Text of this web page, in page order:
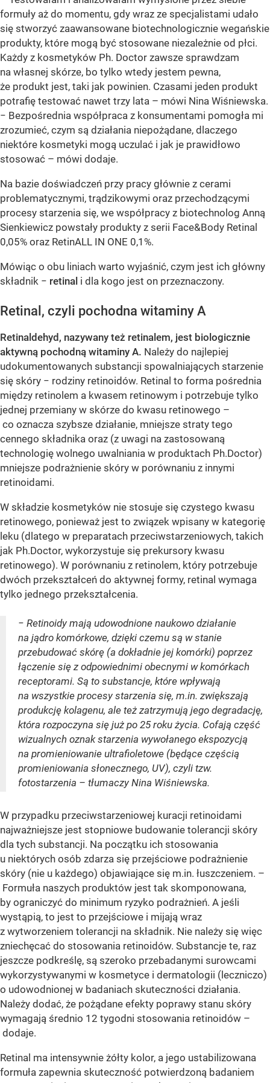
formuły aż do momentu, gdy wraz ze specjalistami udało
się stworzyć zaawansowane biotechnologicznie wegańskie
produkty, które mogą być stosowane niezależnie od płci.
Każdy z kosmetyków Ph. Doctor zawsze sprawdzam
na własnej skórze, bo tylko wtedy jestem pewna,
że produkt jest, taki jak powinien. Czasami jeden produkt
potrafię testować nawet trzy lata – mówi Nina Wiśniewska.
− Bezpośrednia współpraca z konsumentami pomogła mi
zrozumieć, czym są działania niepożądane, dlaczego
niektóre kosmetyki mogą uczulać i jak je prawidłowo
stosować – mówi dodaje.
Na bazie doświadczeń przy pracy głównie z cerami
problematycznymi, trądzikowymi oraz przechodzącymi
procesy starzenia się, we współpracy z biotechnolog Anną
Sienkiewicz powstały produkty z serii Face&Body Retinal
0,05% oraz RetinALL IN ONE 0,1%.
Mówiąc o obu liniach warto wyjaśnić, czym jest ich główny
składnik − retinal i dla kogo jest on przeznaczony.
Retinal, czyli pochodna witaminy A
Retinaldehyd, nazywany też retinalem, jest biologicznie
aktywną pochodną witaminy A. Należy do najlepiej
udokumentowanych substancji spowalniających starzenie
się skóry − rodziny retinoidów. Retinal to forma pośrednia
między retinolem a kwasem retinowym i potrzebuje tylko
jednej przemiany w skórze do kwasu retinowego –
co oznacza szybsze działanie, mniejsze straty tego
cennego składnika oraz (z uwagi na zastosowaną
technologię wolnego uwalniania w produktach Ph.Doctor)
mniejsze podrażnienie skóry w porównaniu z innymi
retinoidami.
W składzie kosmetyków nie stosuje się czystego kwasu
retinowego, ponieważ jest to związek wpisany w kategorię
leku (dlatego w preparatach przeciwstarzeniowych, takich
jak Ph.Doctor, wykorzystuje się prekursory kwasu
retinowego). W porównaniu z retinolem, który potrzebuje
dwóch przekształceń do aktywnej formy, retinal wymaga
tylko jednego przekształcenia.
− Retinoidy mają udowodnione naukowo działanie
na jądro komórkowe, dzięki czemu są w stanie
przebudować skórę (a dokładnie jej komórki) poprzez
łączenie się z odpowiednimi obecnymi w komórkach
receptorami. Są to substancje, które wpływają
na wszystkie procesy starzenia się, m.in. zwiększają
produkcję kolagenu, ale też zatrzymują jego degradację,
która rozpoczyna się już po 25 roku życia. Cofają część
wizualnych oznak starzenia wywołanego ekspozycją
na promieniowanie ultrafioletowe (będące częścią
promieniowania słonecznego, UV), czyli tzw.
fotostarzenia – tłumaczy Nina Wiśniewska.
W przypadku przeciwstarzeniowej kuracji retinoidami
najważniejsze jest stopniowe budowanie tolerancji skóry
dla tych substancji. Na początku ich stosowania
u niektórych osób zdarza się przejściowe podrażnienie
skóry (nie u każdego) objawiające się m.in. łuszczeniem. –
Formuła naszych produktów jest tak skomponowana,
by ograniczyć do minimum ryzyko podrażnień. A jeśli
wystąpią, to jest to przejściowe i mijają wraz
z wytworzeniem tolerancji na składnik. Nie należy się więc
zniechęcać do stosowania retinoidów. Substancje te, raz
jeszcze podkreślę, są szeroko przebadanymi surowcami
wykorzystywanymi w kosmetyce i dermatologii (leczniczo)
o udowodnionej w badaniach skuteczności działania.
Należy dodać, że pożądane efekty poprawy stanu skóry
wymagają średnio 12 tygodni stosowania retinoidów –
dodaje.
Retinal ma intensywnie żółty kolor, a jego ustabilizowana
formuła zapewnia skuteczność potwierdzoną badaniem